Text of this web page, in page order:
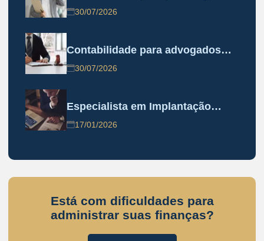
30/07/2026
Contabilidade para advogados…
30/07/2026
Especialista em Implantação…
17/01/2026
Está com dificuldades para
administrar suas finanças?